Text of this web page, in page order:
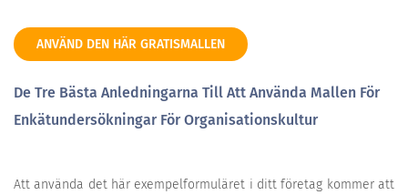
ANVÄND DEN HÄR GRATISMALLEN
De Tre Bästa Anledningarna Till Att Använda Mallen För
Enkätundersökningar För Organisationskultur
Att använda det här exempelformuläret i ditt företag kommer att